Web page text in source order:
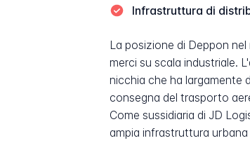
Infrastruttura di
La posizione di Deppon
merci su scala industriale.
nicchia che ha largamente
consegna del trasporto
Come sussidiaria di JD
ampia infrastruttura